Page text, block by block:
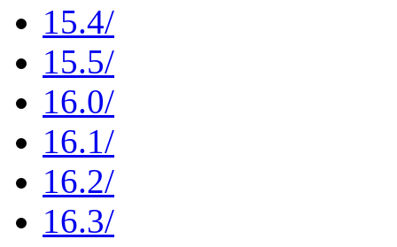
15.4/
15.5/
16.0/
16.1/
16.2/
16.3/